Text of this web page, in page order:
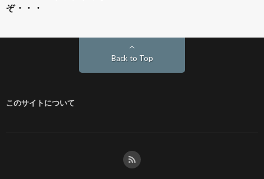
ぞ・・・
Back to Top
このサイトについて